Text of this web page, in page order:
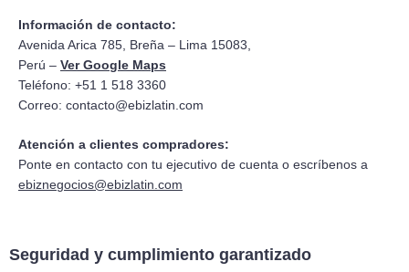
Información de contacto:
Avenida Arica 785, Breña – Lima 15083,
Perú – Ver Google Maps
Teléfono: +51 1 518 3360
Correo: contacto@ebizlatin.com
Atención a clientes compradores:
Ponte en contacto con tu ejecutivo de cuenta o escríbenos a
ebiznegocios@ebizlatin.com
Seguridad y cumplimiento garantizado